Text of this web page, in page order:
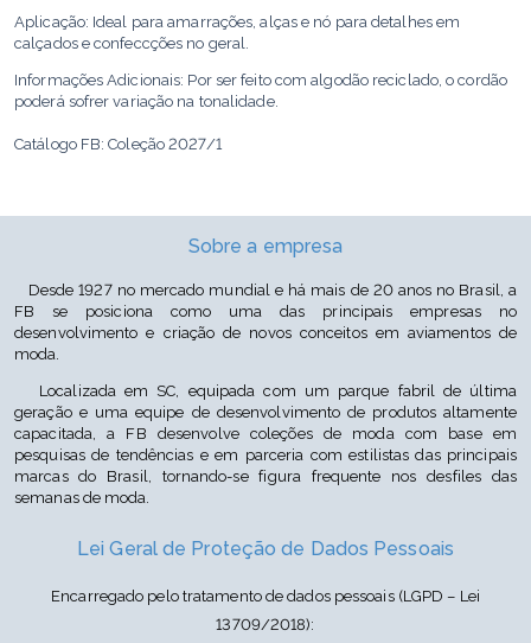
Aplicação: Ideal para amarrações, alças e nó para detalhes em
calçados e confeccções no geral.
Informações Adicionais: Por ser feito com algodão reciclado, o cordão
poderá sofrer variação na tonalidade.
Catálogo FB: Coleção 2027/1
Sobre a empresa
Desde 1927 no mercado mundial e há mais de 20 anos no Brasil, a
FB se posiciona como uma das principais empresas no
desenvolvimento e criação de novos conceitos em aviamentos de
moda.
Localizada em SC, equipada com um parque fabril de última
geração e uma equipe de desenvolvimento de produtos altamente
capacitada, a FB desenvolve coleções de moda com base em
pesquisas de tendências e em parceria com estilistas das principais
marcas do Brasil, tornando-se figura frequente nos desfiles das
semanas de moda.
Lei Geral de Proteção de Dados Pessoais
Encarregado pelo tratamento de dados pessoais (LGPD – Lei
13709/2018):